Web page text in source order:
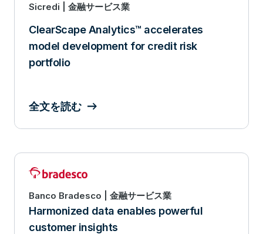
Sicredi | 金融サービス業
ClearScape Analytics™ accelerates
model development for credit risk
portfolio
全文を読む
Banco Bradesco | 金融サービス業
Harmonized data enables powerful
customer insights